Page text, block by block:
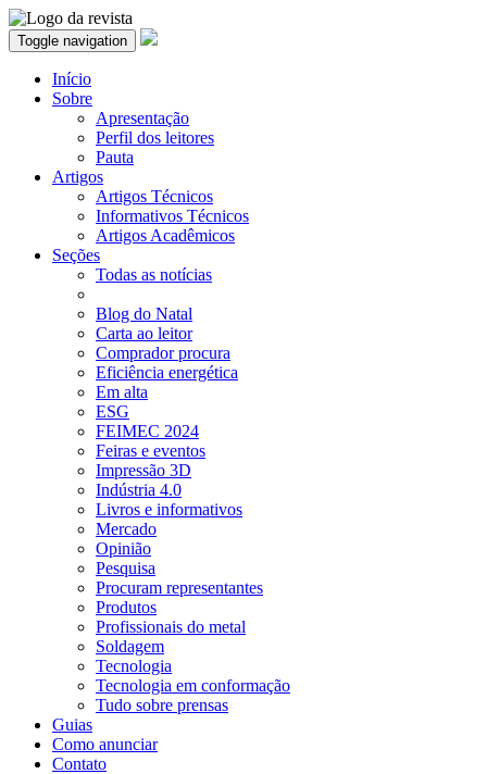
Toggle navigation
Início
Sobre
Apresentação
Perfil dos leitores
Pauta
Artigos
Artigos Técnicos
Informativos Técnicos
Artigos Acadêmicos
Seções
Todas as notícias
Blog do Natal
Carta ao leitor
Comprador procura
Eficiência energética
Em alta
ESG
FEIMEC 2024
Feiras e eventos
Impressão 3D
Indústria 4.0
Livros e informativos
Mercado
Opinião
Pesquisa
Procuram representantes
Produtos
Profissionais do metal
Soldagem
Tecnologia
Tecnologia em conformação
Tudo sobre prensas
Guias
Como anunciar
Contato